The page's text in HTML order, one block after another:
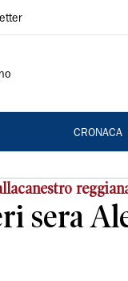
CRONACA
sera